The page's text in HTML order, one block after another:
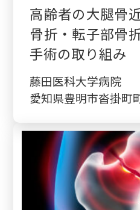
高齢者の大腿骨
骨折・転子部骨
手術の取り組み
藤田医科大学病院
愛知県豊明市沓掛町